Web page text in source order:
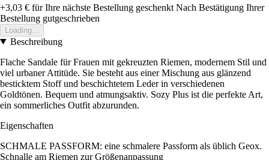
+3,03 € für Ihre nächste Bestellung geschenkt Nach Bestätigung Ihrer
Bestellung gutgeschrieben
Loading...
Beschreibung
Flache Sandale für Frauen mit gekreuzten Riemen, modernem Stil und
viel urbaner Attitüde. Sie besteht aus einer Mischung aus glänzend
besticktem Stoff und beschichtetem Leder in verschiedenen
Goldtönen. Bequem und atmungsaktiv. Sozy Plus ist die perfekte Art,
ein sommerliches Outfit abzurunden.
Eigenschaften
SCHMALE PASSFORM: eine schmalere Passform als üblich Geox.
Schnalle am Riemen zur Größenanpassung